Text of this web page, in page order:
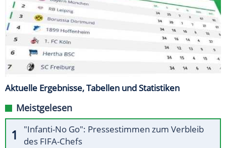
Aktuelle Ergebnisse, Tabellen und Statistiken
Meistgelesen
"Infanti-No Go": Pressestimmen zum Verbleib
des FIFA-Chefs